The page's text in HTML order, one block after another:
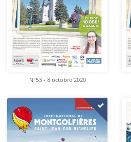
N°53 - 8 octobre 2020